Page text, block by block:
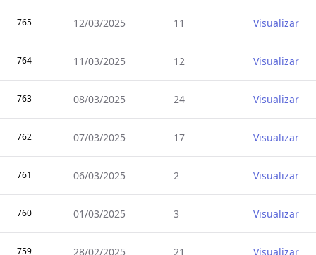
765 12/03/2025 11 Visualizar
764 11/03/2025 12 Visualizar
763 08/03/2025 24 Visualizar
762 07/03/2025 17 Visualizar
761 06/03/2025 2 Visualizar
760 01/03/2025 3 Visualizar
759 28/02/2025 21 Visualizar